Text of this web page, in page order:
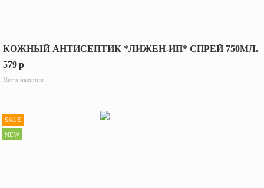
КОЖНЫЙ АНТИСЕПТИК *ЛИЖЕН-ИП* СПРЕЙ 750МЛ.
579p
Нет в наличии
SALE
NEW